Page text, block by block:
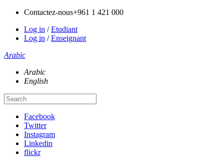
Contactez-nous+961 1 421 000
Log in /Etudiant
Log in /Enseignant
Arabic
Arabic
English
Facebook
Twitter
Instagram
Linkedin
flickr